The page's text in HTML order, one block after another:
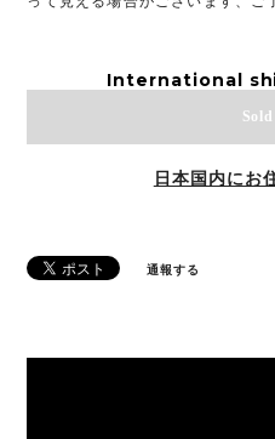
International
日本国内にお
通報する